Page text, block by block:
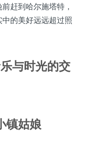
赶到哈尔施塔特，
的美好远远超过照
镇姑娘